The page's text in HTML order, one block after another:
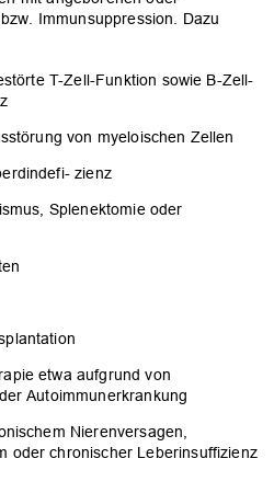
Immunsuppression. Dazu
T-Zell-Funktion sowie B-Zell-
von myeloischen Zellen
zienz
Splenektomie oder
etwa aufgrund von
Autoimmunerkrankung
Nierenversagen,
oder chronischer Leberinsuffizienz